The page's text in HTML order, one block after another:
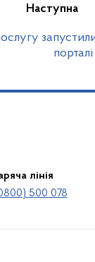
Наступна
лінія
500 078